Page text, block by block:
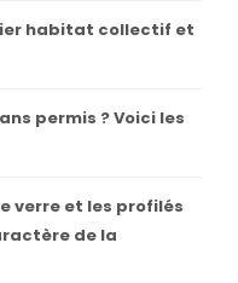
habitat collectif et
permis ? Voici les
verre et les profilés
de la